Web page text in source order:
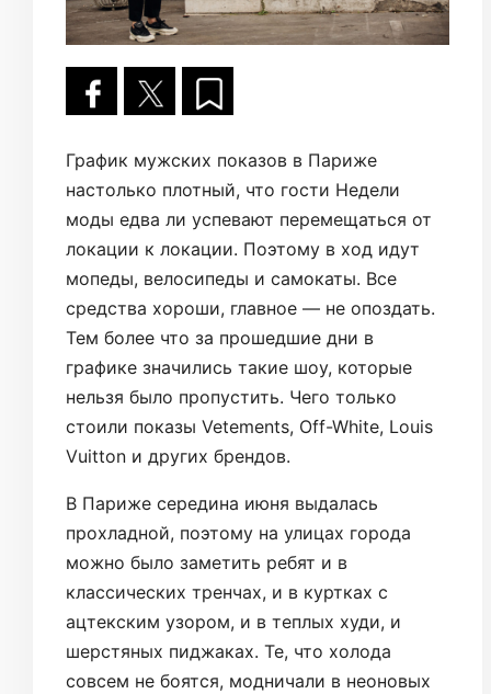
График мужских показов в Париже
настолько плотный, что гости Недели
моды едва ли успевают перемещаться от
локации к локации. Поэтому в ход идут
мопеды, велосипеды и самокаты. Все
средства хороши, главное — не опоздать.
Тем более что за прошедшие дни в
графике значились такие шоу, которые
нельзя было пропустить. Чего только
стоили показы Vetements, Off-White, Louis
Vuitton и других брендов.
В Париже середина июня выдалась
прохладной, поэтому на улицах города
можно было заметить ребят и в
классических тренчах, и в куртках с
ацтекским узором, и в теплых худи, и
шерстяных пиджаках. Те, что холода
совсем не боятся, модничали в неоновых